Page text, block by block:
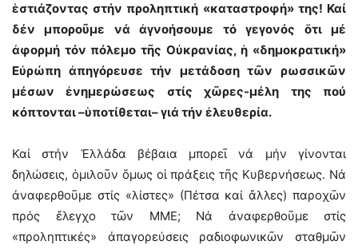
ἑστιάζοντας στήν προληπτική «καταστροφή» της! Καί
δέν μποροῦμε νά ἀγνοήσουμε τό γεγονός ὅτι μέ
ἀφορμή τόν πόλεμο τῆς Οὐκρανίας, ἡ «δημοκρατική»
Εὐρώπη ἀπηγόρευσε τήν μετάδοση τῶν ρωσσικῶν
μέσων ἐνημερώσεως στίς χῶρες-μέλη της πού
κόπτονται –ὑποτίθεται– γιά τήν ἐλευθερία.
Καί στήν Ἑλλάδα βέβαια μπορεῖ νά μήν γίνονται
δηλώσεις, ὁμιλοῦν ὅμως οἱ πράξεις τῆς Κυβερνήσεως. Νά
ἀναφερθοῦμε στίς «λίστες» (Πέτσα καί ἄλλες) παροχῶν
πρός ἔλεγχο τῶν ΜΜΕ; Νά ἀναφερθοῦμε στίς
«προληπτικές» ἀπαγορεύσεις ραδιοφωνικῶν σταθμῶν